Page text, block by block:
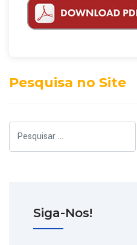
Pesquisa no Site
Siga-Nos!